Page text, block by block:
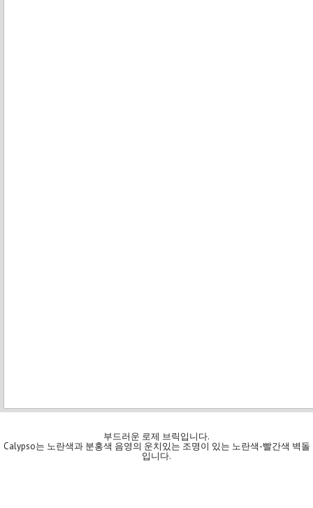
부드러운 로제 브릭입니다.
Calypso는 노란색과 분홍색 음영의 운치있는 조명이 있는 노란색-빨간색 벽돌
입니다.